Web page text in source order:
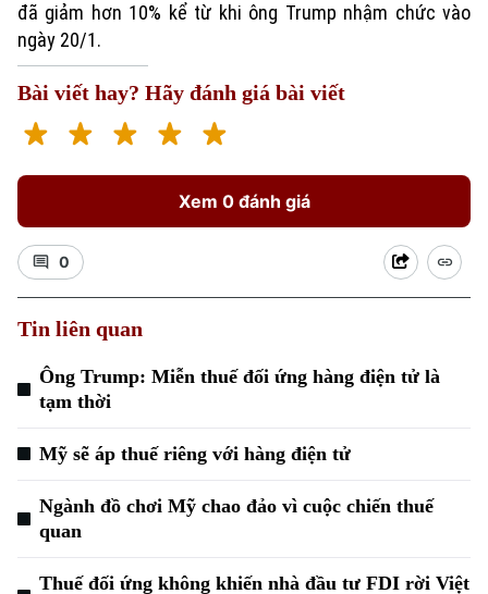
Xu hướng
đã giảm hơn 10% kể từ khi ông Trump nhậm chức vào
ngày 20/1.
Bài viết hay? Hãy đánh giá bài viết
Xem 0 đánh giá
0
Tin liên quan
Ông Trump: Miễn thuế đối ứng hàng điện tử là
tạm thời
Mỹ sẽ áp thuế riêng với hàng điện tử
Ngành đồ chơi Mỹ chao đảo vì cuộc chiến thuế
quan
Thuế đối ứng không khiến nhà đầu tư FDI rời Việt